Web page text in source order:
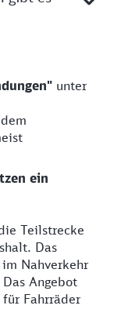
unter
ein
Teilstrecke
Das
Nahverkehr
Angebot
Fahrräder